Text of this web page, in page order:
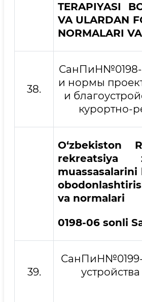
TERAPIYASI
VA ULARDAN
NORMALARI
38.
и нормы
и
курортно-
O‘zbekiston
va normalari
0198-06 sonli
39.